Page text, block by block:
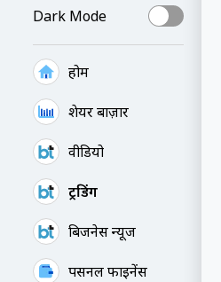
Dark Mode
होम
शेयर बाज़ार
वीडियो
ट्रेंडिंग
बिजनेस न्यूज
पर्सनल फाइनेंस